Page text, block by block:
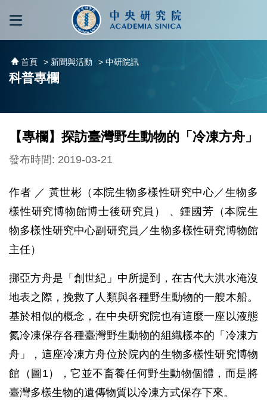
跳到主要內容區塊
首頁 > 新聞與活動 > 中研院訊
科普專欄
【專欄】探訪臺灣野生動物的「冷凍方舟」
發布時間: 2019-03-21
作者 ／ 黃世彬（本院生物多樣性研究中心／生物多
樣性研究博物館博士後研究員） 、鍾國芳（本院生
物多樣性研究中心副研究員／生物多樣性研究博物館
主任）
挪亞方舟是「創世紀」中所提到，在古代大洪水淹沒
地表之際，挽救了人類與各種野生動物的一艘木船。
基於相似的概念，在中央研究院也有這麼一座以液態
氮冷凍保存各種臺灣野生動物的組織樣本的「冷凍方
舟」，這座冷凍方舟位於院內的生物多樣性研究博物
館（圖1），它並不畜養任何野生動物個體，而是將
臺灣多樣生物的遺傳物質以冷凍方式保存下來。